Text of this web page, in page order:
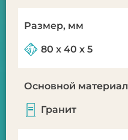
Размер, мм
80 x 40 x 5
Основной материал
Гранит